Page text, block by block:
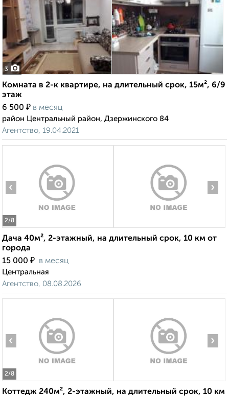
3
Комната в 2-к квартире, на длительный срок, 15м², 6/9
этаж
6 500 ₽ в месяц
район Центральный район, Дзержинского 84
Агентство, 19.04.2021
2/8
‹ ›
Дача 40м², 2-этажный, на длительный срок, 10 км от
города
15 000 ₽ в месяц
Центральная
Агентство, 08.08.2026
2/8
‹ ›
Коттедж 240м², 2-этажный, на длительный срок, 10 км